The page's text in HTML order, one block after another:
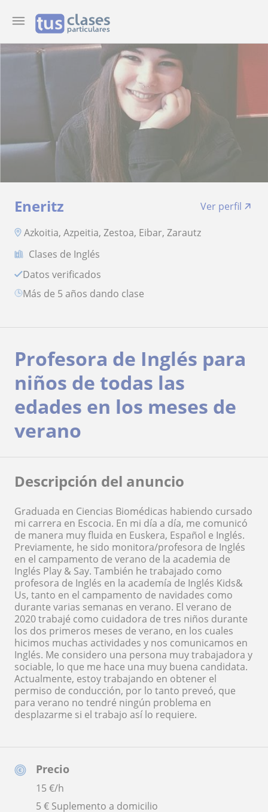
Eneritz
Ver perfil
Azkoitia, Azpeitia, Zestoa, Eibar, Zarautz
Clases de Inglés
Datos verificados
más de 5 años dando clase
Precio
15€/h
5 € Suplemento a domicilio
Profesora de Inglés para
niños de todas las
edades en los meses de
verano
Descripción del anuncio
Graduada en Ciencias Biomédicas habiendo cursado
mi carrera en Escocia. En mi día a día, me comunicó
de manera muy fluida en Euskera, Español e Inglés.
Previamente, he sido monitora/profesora de Inglés
en el campamento de verano de la academia de
Inglés Play & Say. También he trabajado como
profesora de Inglés en la academía de Inglés Kids&
Us, tanto en el campamento de navidades como
durante varias semanas en verano. El verano de
2020 trabajé como cuidadora de tres niños durante
los dos primeros meses de verano, en los cuales
hicimos muchas actividades y nos comunicamos en
Inglés. Me considero una persona muy trabajadora y
sociable, lo que me hace una muy buena candidata.
Actualmente, estoy trabajando en obtener el
permiso de conducción, por lo tanto preveó, que
para verano no tendré ningún problema en
desplazarme si el trabajo así lo requiere.